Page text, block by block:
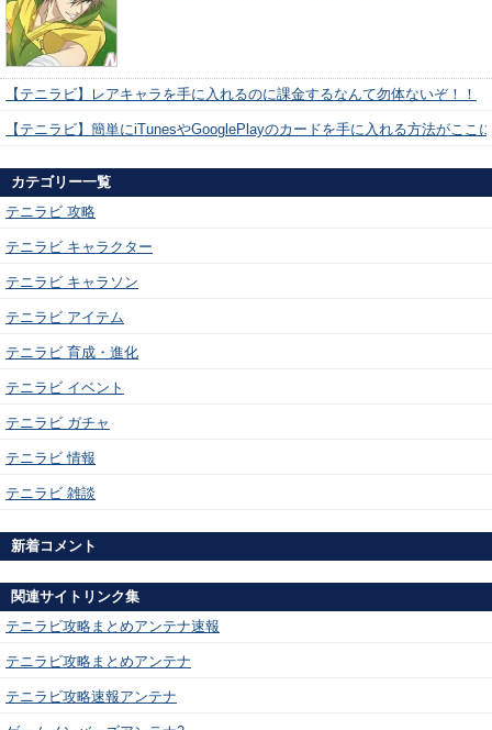
【テニラビ】レアキャラを手に入れるのに課金するなんて勿体ないぞ！！
【テニラビ】簡単にiTunesやGooglePlayのカードを手に入れる方法がここ
カテゴリー一覧
テニラビ 攻略
テニラビ キャラクター
テニラビ キャラソン
テニラビ アイテム
テニラビ 育成・進化
テニラビ イベント
テニラビ ガチャ
テニラビ 情報
テニラビ 雑談
新着コメント
関連サイトリンク集
テニラビ攻略まとめアンテナ速報
テニラビ攻略まとめアンテナ
テニラビ攻略速報アンテナ